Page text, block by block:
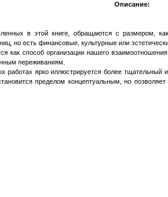
Описание:
в этой книге, обращаются с размером,
но есть финансовые, культурные или
как способ организации нашего
переживаниям.
работах ярко иллюстрируется более
пределом концептуальным, но